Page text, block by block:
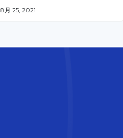
by CMC Japan株式会社
8月 25, 2021